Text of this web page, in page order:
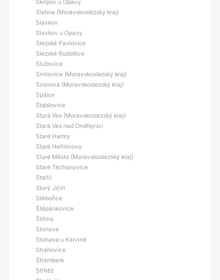
Skřipov u Opavy
Slatina (Moravskoslezský kraj)
Slavkov
Slavkov u Opavy
Slezské Pavlovice
Slezské Rudoltice
Služovice
Smilovice (Moravskoslezský kraj)
Sosnová (Moravskoslezský kraj)
Spálov
Štáblovice
Stará Ves (Moravskoslezský kraj)
Stará Ves nad Ondřejnicí
Staré Hamry
Staré Heřminovy
Staré Město (Moravskoslezský kraj)
Staré Těchanovice
Stařič
Starý Jičín
Stěbořice
Štěpánkovice
Štítina
Stonava
Stonava u Karviné
Strahovice
Štramberk
Střítěž